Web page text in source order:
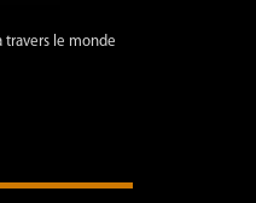
travers le monde